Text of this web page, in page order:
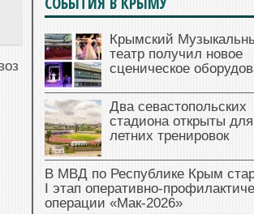
Крымский
театр получил новое
сценическое
Два севастопольских
стадиона открыты для
летних тренировок
В МВД по Республике Крым
I этап
операции «Мак‑2026»